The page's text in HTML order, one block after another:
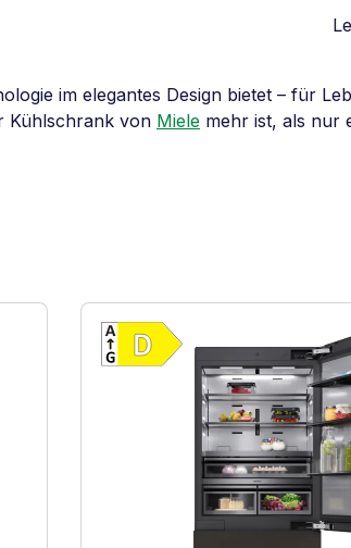
im elegantes Design bietet – für
Kühlschrank von Miele mehr ist, als nur
Effizienz (A-G)
Vollständiges
Energieklasse D.